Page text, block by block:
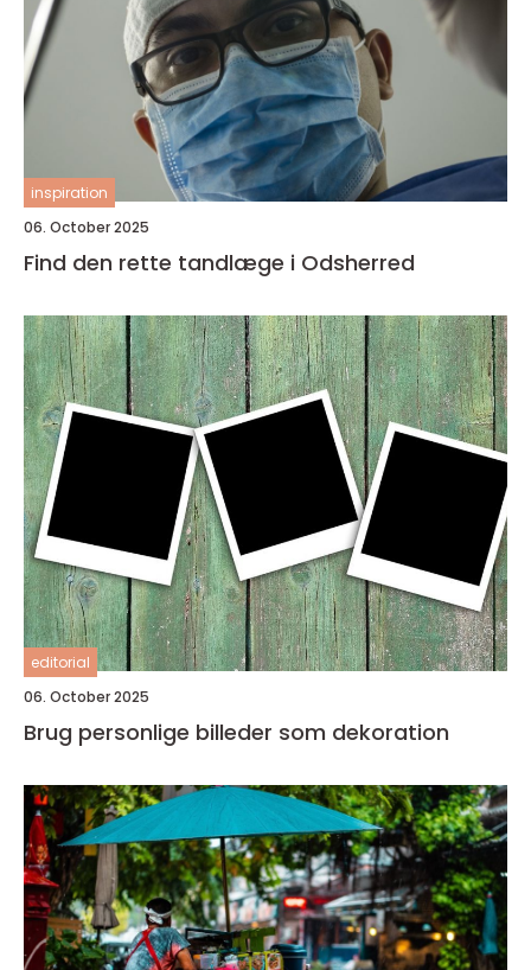
inspiration
06. October 2025
Find den rette tandlæge i Odsherred
editorial
06. October 2025
Brug personlige billeder som dekoration